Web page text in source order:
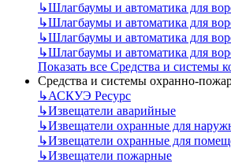
↳Шлагбаумы и автоматика для
↳Шлагбаумы и автоматика для
↳Шлагбаумы и автоматика для
↳Шлагбаумы и автоматика для
Показать все Средства и системы
Средства и системы охранно-
↳АСКУЭ Ресурс
↳Извещатели аварийные
↳Извещатели охранные для
↳Извещатели охранные для
↳Извещатели пожарные